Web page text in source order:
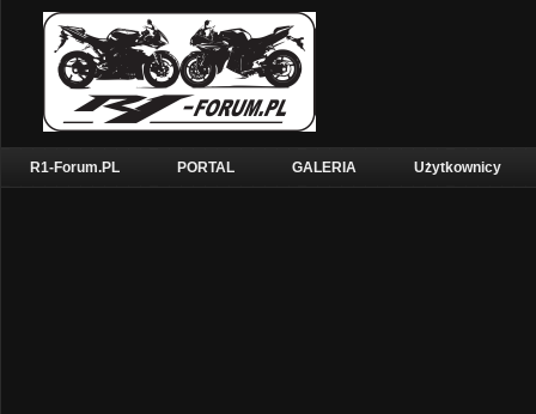
R1-Forum.PL PORTAL GALERIA Użytkownicy